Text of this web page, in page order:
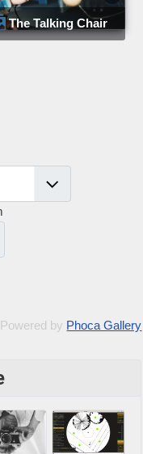
The Talking Chair
Powered by Phoca Gallery